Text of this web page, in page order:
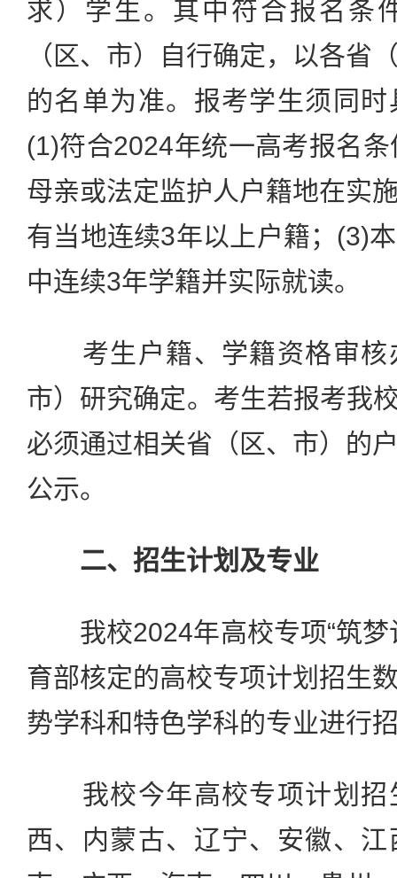
求）学生。其中符合报名条
（区、市）自行确定，以各省
的名单为准。报考学生须同
(1)符合2024年统一高考报名
母亲或法定监护人户籍地在实
有当地连续3年以上户籍；(3)
中连续3年学籍并实际就读。
考生户籍、学籍资格审核
市）研究确定。考生若报考我
必须通过相关省（区、市）的
公示。
二、招生计划及专业
我校2024年高校专项“筑梦
育部核定的高校专项计划招生
势学科和特色学科的专业进行
我校今年高校专项计划招
西、内蒙古、辽宁、安徽、